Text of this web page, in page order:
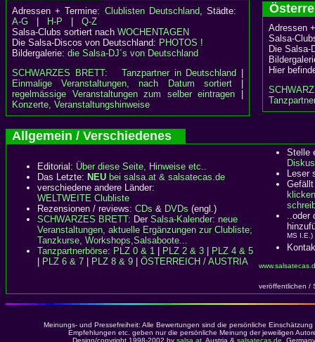
Adressen + Termine: Clublisten Deutschland, Städte:
A-G
H-P
Q-Z
Salsa-Clubs sortiert nach WOCHENTAGEN
Die Salsa-Discos von Deutschland: PHOTOS !
Bildergalerie: die Salsa-DJ´s von Deutschland
SCHWARZES BRETT:
Tanzpartner in Deutschland
Einmalige Veranstaltungen, nach Datum sortiert|
regelmässige Veranstaltungen zum selber eintragen
Konzerte, Veranstaltungshinweise
Adressen
Salsa-
Die
Hier
Allgemein / Verschiedenes
Editorial: Über diese Seite, Hinweise etc..
Das Letzte: NEU bei salsa.at & salsatecas.de
verschiedene andere Länder:
WELTWEITE Clubliste
Rezensionen / reviews: CDs & DVDs (engl.)
SCHWARZES BRETT: Der Salsa-Kalender: neue
Veranstaltungen, aktuelle Ergänzungen zur Clubliste;
Tanzkurse, Workshops,Salsaboote...
Tanzpartnerbörse: PLZ 0 & 1 PLZ 2 & 3
PLZ 4 & 5
PLZ 6 & 7 PLZ 8 & 9 ÖSTERREICH / AUSTRIA
Stelle
Leser
klicken
..oder
MS I.E.)
veröffentlichen /
Meinungs- und Pressefreiheit: Alle Bewertungen sind die persönliche
Empfehlungen etc. geben nur die persönliche Meinung der jeweiligen
Design/copyright 1998-2002 by salsa.at , Austria & salsatecas.de ,